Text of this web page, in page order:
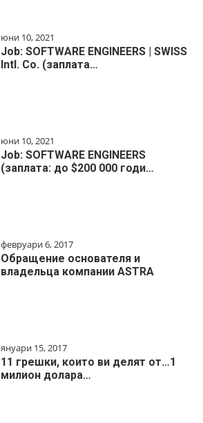
юни 10, 2021
Job: SOFTWARE ENGINEERS | SWISS
Intl. Co. (заплата…
юни 10, 2021
Job: SOFTWARE ENGINEERS
(заплата: до $200 000 годи…
февруари 6, 2017
Обращение основателя и
владельца компании ASTRA
януари 15, 2017
11 грешки, които ви делят от…1
милиoн дoлapa…